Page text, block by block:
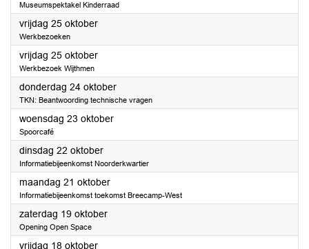
Museumspektakel Kinderraad
vrijdag 25 oktober2024
Werkbezoeken
vrijdag 25 oktober2024
Werkbezoek Wijthmen
donderdag 24 oktober2024
TKN: Beantwoording technische vragen
woensdag 23 oktober2024
Spoorcafé
dinsdag 22 oktober2024
Informatiebijeenkomst Noorderkwartier
maandag 21 oktober2024
Informatiebijeenkomst toekomst Breecamp-West
zaterdag 19 oktober2024
Opening Open Space
vrijdag 18 oktober2024